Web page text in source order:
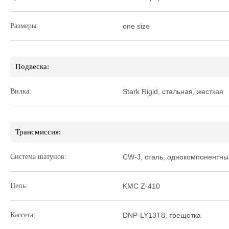
Размеры: one size
Подвеска:
Вилка: Stark Rigid, стальная, жесткая
Трансмиссия:
Система шатунов: CW-J, сталь,
Цепь: KMC Z-410
Кассета: DNP-LY13T8, трещотка